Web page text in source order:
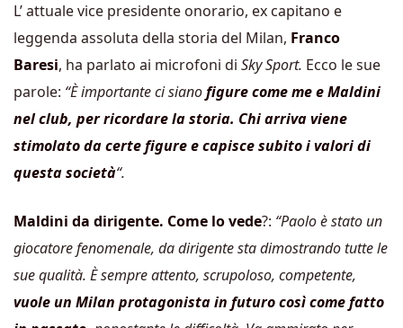
L’ attuale vice presidente onorario, ex capitano e
leggenda assoluta della storia del Milan, Franco
Baresi, ha parlato ai microfoni di Sky Sport. Ecco le sue
parole: “È importante ci sianofigure come me e Maldini
nel club, per ricordare la storia. Chi arriva viene
stimolato da certe figure e capisce subito i valori di
questa società“.
Maldini da dirigente. Come lo vede?: “Paolo è stato un
giocatore fenomenale, da dirigente sta dimostrando tutte le
sue qualità. È sempre attento, scrupoloso, competente,
vuole un Milan protagonista in futuro così come fatto